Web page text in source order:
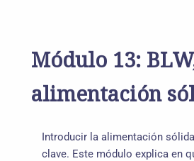
Módulo 13:
alimentación
Introducir la alimentación
clave. Este módulo explica en